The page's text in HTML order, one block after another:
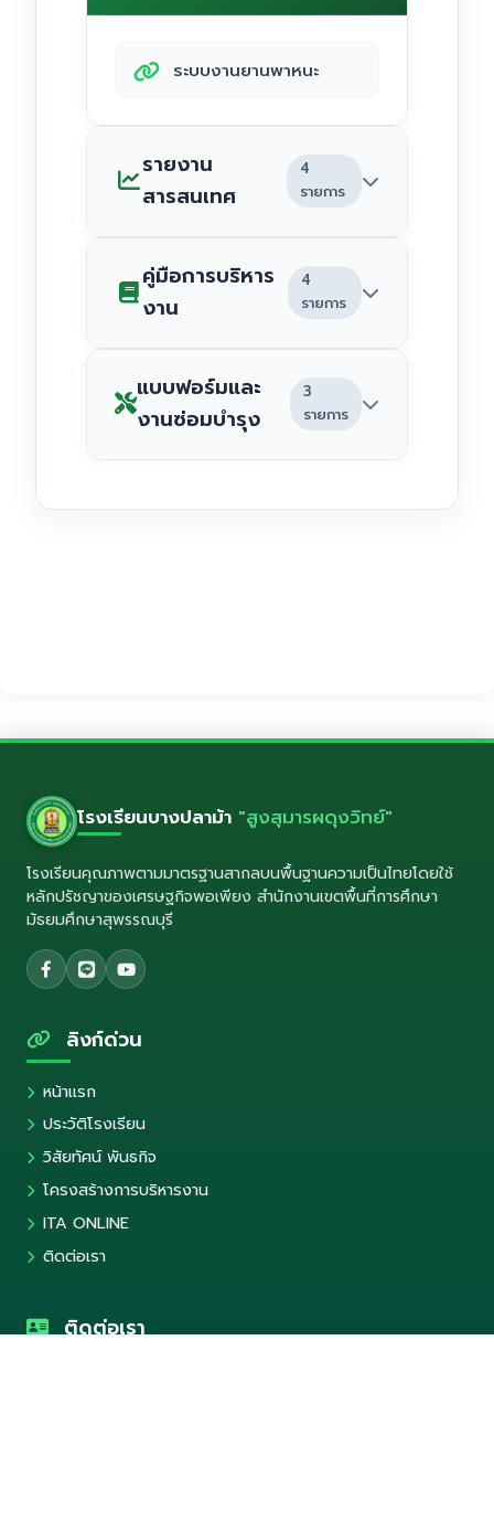
ระบบงานยานพาหนะ
รายงาน
สารสนเทศ
4
รายการ
สารสนเทศปี 2563
สารสนเทศปี 2562
สารสนเทศปี 2561
สารสนเทศปี 2560
คู่มือการบริหาร
งาน
4
รายการ
คู่มือบริหารทั่วไป 2563
คู่มือบริหารทั่วไป 2562
คู่มือบริหารทั่วไป 2561
แบบฟอร์มและ
งานซ่อมบำรุง
3
รายการ
แจ้งซ่อมแซมความเสีย
โรงเรียนบางปลาม้า "สูงสุมารผดุงวิทย์"
โรงเรียนคุณภาพตามมาตรฐานสากลบนพื้นฐานความเป็นไทยโดยใช้
หลักปรัชญาของเศรษฐกิจพอเพียง สำนักงานเขตพื้นที่การศึกษา
มัธยมศึกษาสุพรรณบุรี
ลิงก์ด่วน
หน้าแรก
ประวัติโรงเรียน
วิสัยทัศน์ พันธกิจ
โครงสร้างการบริหารงาน
ITA ONLINE
ติดต่อเรา
ติดต่อเรา